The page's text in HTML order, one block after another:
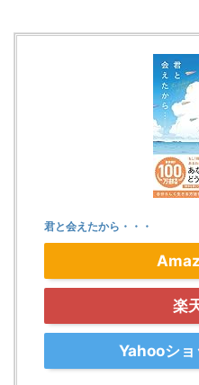
君と会えたから・・・
楽
Yahooシ